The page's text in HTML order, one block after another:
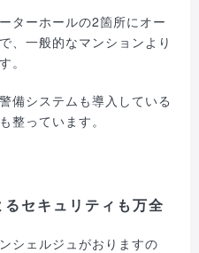
ターホールの2箇所にオー
、一般的なマンションより
。
備システムも導入している
整っています。
セキュリティも万全
シェルジュがおりますの